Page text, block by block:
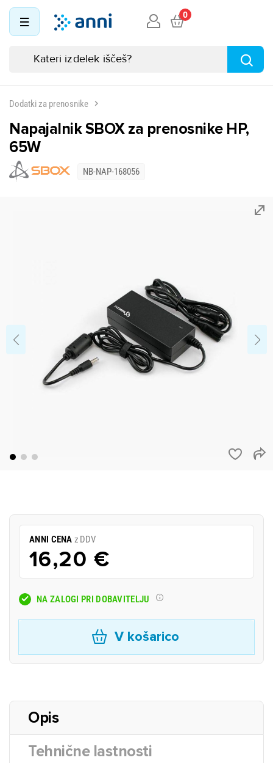
0
Dodatki za prenosnike
Napajalnik SBOX za prenosnike HP,
65W
NB-NAP-168056
ANNI CENA z DDV
16,20 €
NA ZALOGI PRI DOBAVITELJU
V košarico
Opis
Tehnične lastnosti